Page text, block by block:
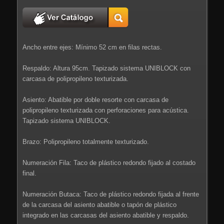
Ancho entre ejes: Mínimo 52 cm en filas rectas.
Respaldo: Altura 95cm. Tapizado sistema UNIBLOCK con
carcasa de polipropileno texturizada.
Asiento: Abatible por doble resorte con carcasa de
polipropileno texturizada con perforaciones para acústica.
Tapizado sistema UNIBLOCK.
Brazo: Polipropileno totalmente texturizado.
Numeración Fila: Taco de plástico redondo fijado al costado
final.
Numeración Butaca: Taco de plástico redondo fijada al frente
de la carcasa del asiento abatible o tapón de plástico
integrado en las carcasas del asiento abatible y respaldo.